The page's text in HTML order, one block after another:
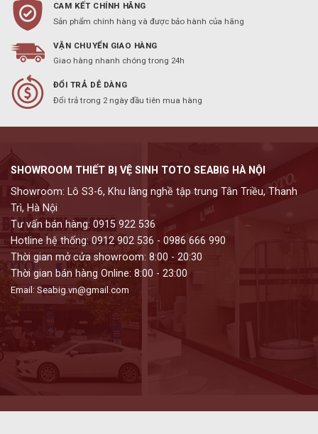
CAM KẾT CHÍNH HÃNG
Sản phẩm chính hàng và được bảo hành của hãng
VẬN CHUYỂN GIAO HÀNG
Giao hàng nhanh chóng trong 24h
ĐỔI TRẢ DỄ DÀNG
Đổi trả trong 2 ngày đầu tiên mua hàng
SHOWROOM THIẾT BỊ VỆ SINH TOTO SEABIG HÀ NỘI
Showroom: Lô S3-6, Khu làng nghề tập trung Tân Triều, Thanh
Trì, Hà Nội
Tư vấn bán hàng: 0915 922 536
Hotline hệ thống: 0912 902 536 - 0986 666 990
Thời gian mở cửa showroom: 8:00 - 20:30
Thời gian bán hàng Online: 8:00 - 23:00
Email: Seabig.vn@gmail.com